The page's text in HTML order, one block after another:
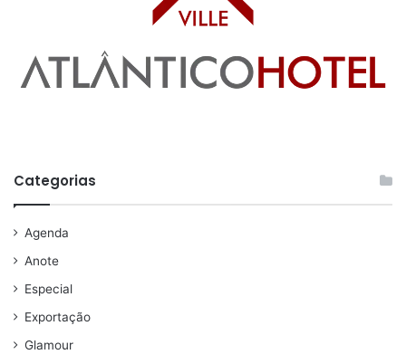
Categorias
Agenda
Anote
Especial
Exportação
Glamour